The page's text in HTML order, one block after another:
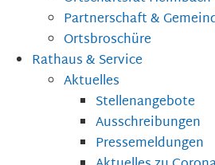
Partnerschaft &
Ortsbroschüre
Rathaus & Service
Aktuelles
Stellenangebote
Ausschreibungen
Pressemeldungen